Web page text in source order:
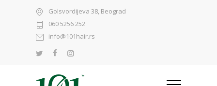
Golsvordijeva 38, Beograd
060 5256 252
info@101hair.rs